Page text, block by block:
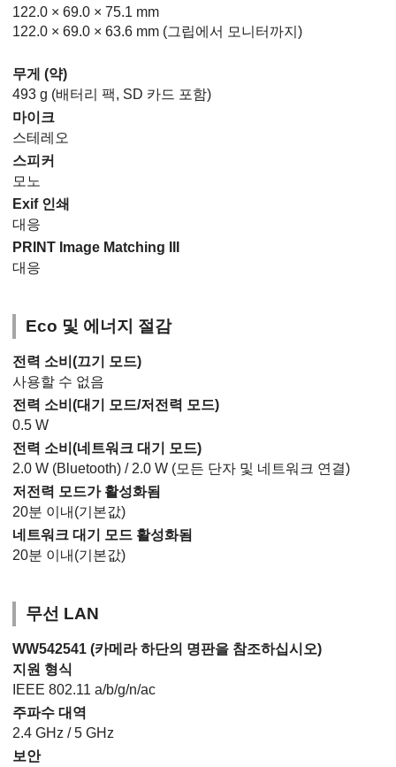
122.0 × 69.0 × 75.1 mm
122.0 × 69.0 × 63.6 mm (그립에서 모니터까지)
무게 (약)
493 g (배터리 팩, SD 카드 포함)
마이크
스테레오
스피커
모노
Exif 인쇄
대응
PRINT Image Matching III
대응
Eco 및 에너지 절감
전력 소비(끄기 모드)
사용할 수 없음
전력 소비(대기 모드/저전력 모드)
0.5 W
전력 소비(네트워크 대기 모드)
2.0 W (Bluetooth) / 2.0 W (모든 단자 및 네트워크 연결)
저전력 모드가 활성화됨
20분 이내(기본값)
네트워크 대기 모드 활성화됨
20분 이내(기본값)
무선 LAN
WW542541 (카메라 하단의 명판을 참조하십시오)
지원 형식
IEEE 802.11 a/b/g/n/ac
주파수 대역
2.4 GHz / 5 GHz
보안